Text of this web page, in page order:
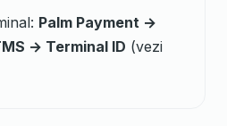
Palm Payment →
→ Terminal ID (vezi